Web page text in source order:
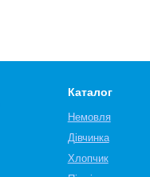
Каталог
Немовля
Дівчинка
Хлопчик